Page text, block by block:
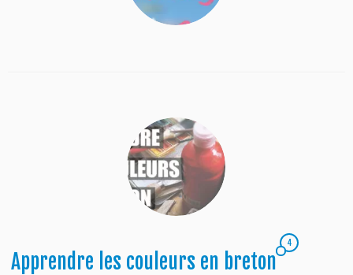
Apprendre les couleurs en breton
4